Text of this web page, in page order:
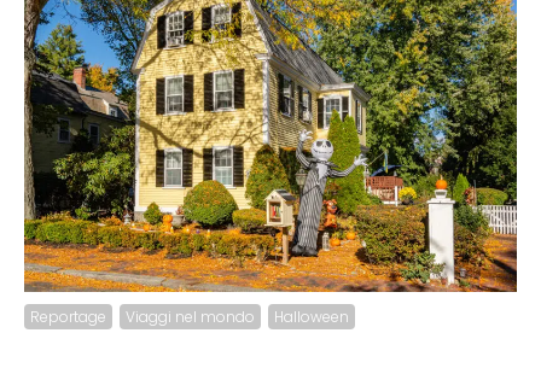
Reportage Viaggi nel mondo Halloween